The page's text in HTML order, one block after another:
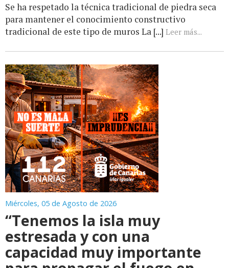
Se ha respetado la técnica tradicional de piedra seca
para mantener el conocimiento constructivo
tradicional de este tipo de muros La [...] Leer más...
Miércoles, 05 de Agosto de 2026
“Tenemos la isla muy
estresada y con una
capacidad muy importante